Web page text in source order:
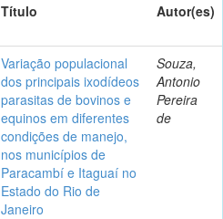
Título Autor(es)
Variação populacional
dos principais ixodídeos
parasitas de bovinos e
equinos em diferentes
condições de manejo,
nos municípios de
Paracambí e Itaguaí no
Estado do Rio de
Janeiro
Souza,
Antonio
Pereira
de